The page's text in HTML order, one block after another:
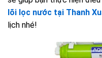
lõi lọc nước tại Thanh
lịch nhé!